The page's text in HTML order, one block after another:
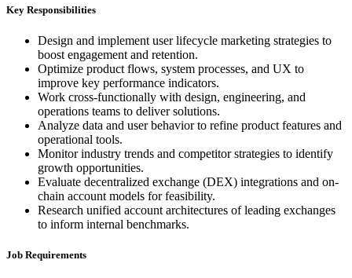
Key Responsibilities
Design and implement user lifecycle marketing strategies to
boost engagement and retention.
Optimize product flows, system processes, and UX to
improve key performance indicators.
Work cross-functionally with design, engineering, and
operations teams to deliver solutions.
Analyze data and user behavior to refine product features and
operational tools.
Monitor industry trends and competitor strategies to identify
growth opportunities.
Evaluate decentralized exchange (DEX) integrations and on-
chain account models for feasibility.
Research unified account architectures of leading exchanges
to inform internal benchmarks.
Job Requirements